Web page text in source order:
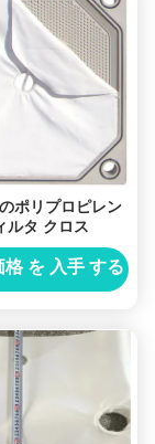
ポリプロピレン
ルタ クロス
格 を 入手 する